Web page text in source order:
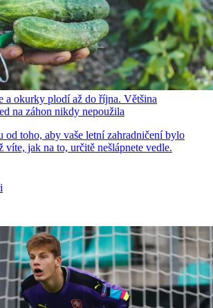
a okurky plodí až do října. Většina
na záhon nikdy nepoužila
od toho, aby vaše letní zahradničení bylo
víte, jak na to, určitě nešlápnete vedle.